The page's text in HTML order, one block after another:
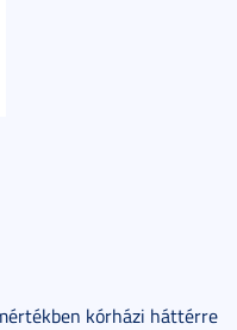
kórházi háttérre